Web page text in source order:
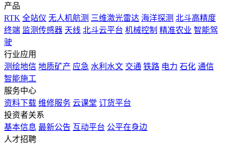
产品
RTK 全站仪 无人机航测 三维激光雷达 海洋探测 北斗高精度
终端 监测传感器 天线 北斗云平台 机械控制 精准农业 智能驾
驶
行业应用
测绘地信 地质矿产 应急 水利水文 交通 铁路 电力 石化 通信
智能施工
服务中心
资料下载 维修服务 云课堂 订货平台
投资者关系
基本信息 最新公告 互动平台 公平在身边
人才招聘